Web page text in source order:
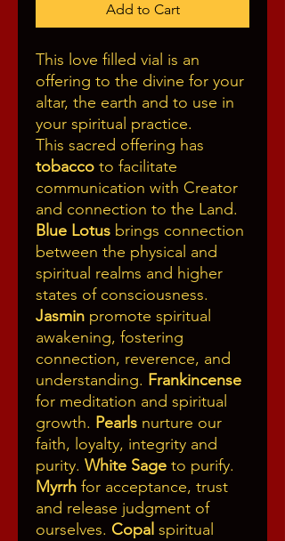
Add to Cart
This love filled vial is an
offering to the divine for your
altar, the earth and to use in
your spiritual practice.
This sacred offering has
tobacco to facilitate
communication with Creator
and connection to the Land.
Blue Lotus brings connection
between the physical and
spiritual realms and higher
states of consciousness.
Jasmin promote spiritual
awakening, fostering
connection, reverence, and
understanding. Frankincense
for meditation and spiritual
growth. Pearls nurture our
faith, loyalty, integrity and
purity. White Sage to purify.
Myrrh for acceptance, trust
and release judgment of
ourselves. Copal spiritual